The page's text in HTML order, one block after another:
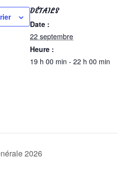
DÉTAILS
Date :
22 septembre
Heure :
19 h 00 min - 22 h 00 min
2026